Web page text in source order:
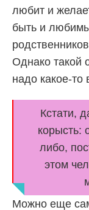
любит и
быть и
Однако такой
надо какое-то
Кстати,
корысть:
либо,
этом
Можно еще